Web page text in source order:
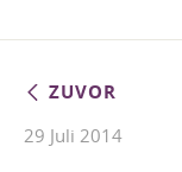
ZUVOR
29 Juli 2014